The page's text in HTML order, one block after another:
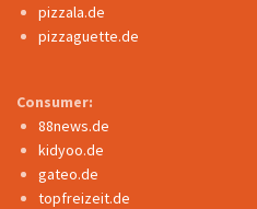
pizzala.de
pizzaguette.de
Consumer:
88news.de
kidyoo.de
gateo.de
topfreizeit.de